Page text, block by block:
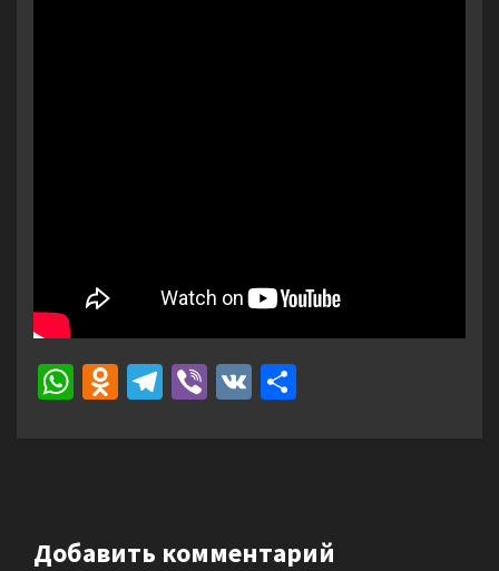
WhatsApp
Odnoklassniki
Telegram
Viber
VK
Добавить комментарий